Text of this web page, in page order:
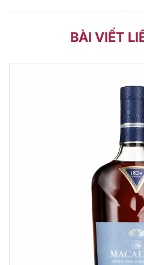
BÀI VIẾT